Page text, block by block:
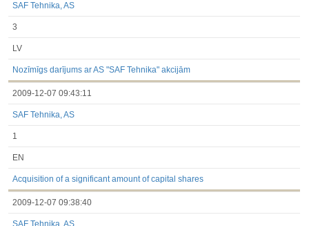
SAF Tehnika, AS
3
LV
Nozīmīgs darījums ar AS "SAF Tehnika" akcijām
2009-12-07 09:43:11
SAF Tehnika, AS
1
EN
Acquisition of a significant amount of capital shares
2009-12-07 09:38:40
SAF Tehnika, AS